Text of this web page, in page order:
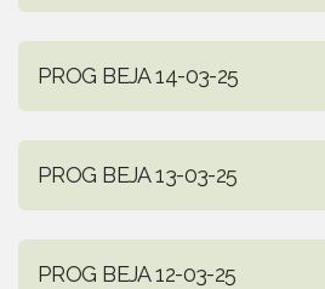
PROG BEJA 14-03-25
PROG BEJA 13-03-25
PROG BEJA 12-03-25